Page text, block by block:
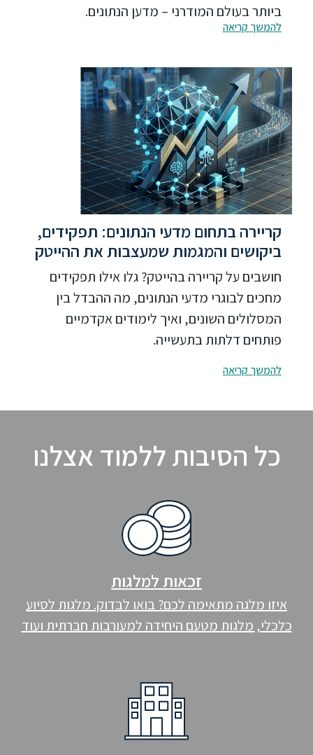
ביותר בעולם המודרני – מדען הנתונים.
להמשך קריאה
קריירה בתחום מדעי הנתונים: תפקידים,
ביקושים והמגמות שמעצבות את ההייטק
חושבים על קריירה בהייטק? גלו אילו תפקידים
מחכים לבוגרי מדעי הנתונים, מה ההבדל בין
המסלולים השונים, ואיך לימודים אקדמיים
פותחים דלתות בתעשייה.
להמשך קריאה
כל הסיבות ללמוד אצלנו
זכאות למלגות
איזו מלגה מתאימה לכם? בואו לבדוק. מלגות לסיוע
כלכלי, מלגות מטעם היחידה למעורבות חברתית ועוד